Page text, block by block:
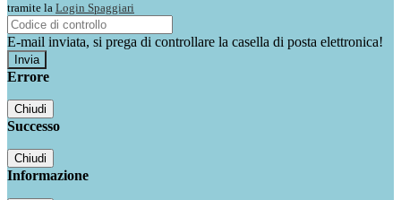
tramite la Login Spaggiari
E-mail inviata, si prega di controllare la casella di posta elettronica!
Errore
Chiudi
Successo
Chiudi
Informazione